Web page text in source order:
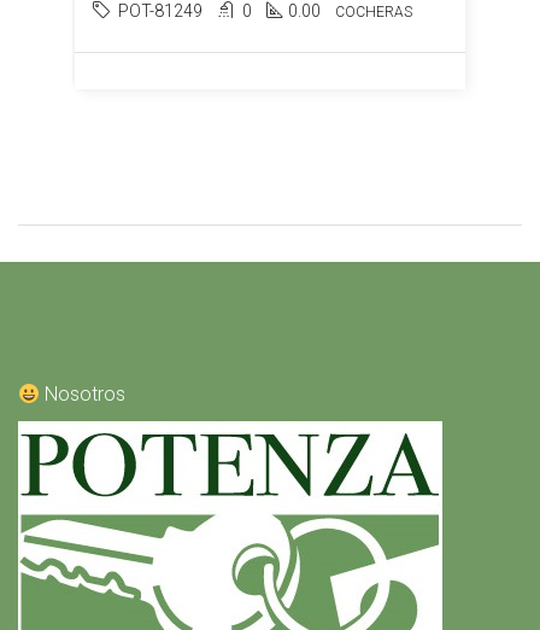
POT-81249 0 0.00 COCHERAS
Nosotros